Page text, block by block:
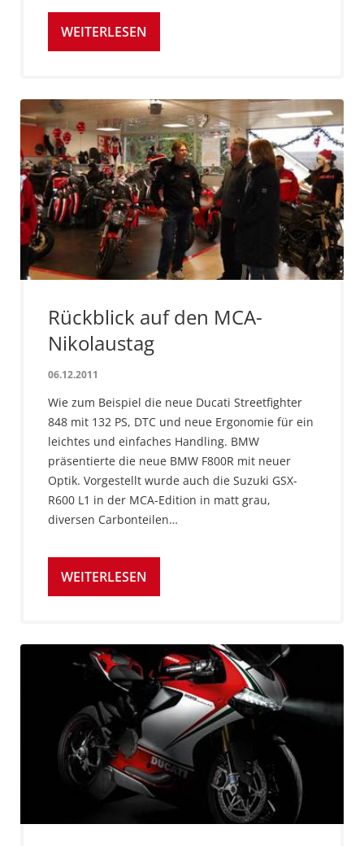
WEITERLESEN
Rückblick auf den MCA-
Nikolaustag
06.12.2011
Wie zum Beispiel die neue Ducati Streetfighter
848 mit 132 PS, DTC und neue Ergonomie für ein
leichtes und einfaches Handling. BMW
präsentierte die neue BMW F800R mit neuer
Optik. Vorgestellt wurde auch die Suzuki GSX-
R600 L1 in der MCA-Edition in matt grau,
diversen Carbonteilen…
WEITERLESEN